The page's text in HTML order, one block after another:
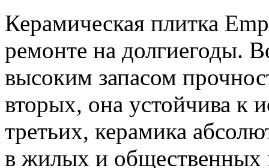
Керамическая плитка
ремонте на долгиегоды.
высоким запасом
вторых, она устойчива к
третьих, керамика
в жилых и